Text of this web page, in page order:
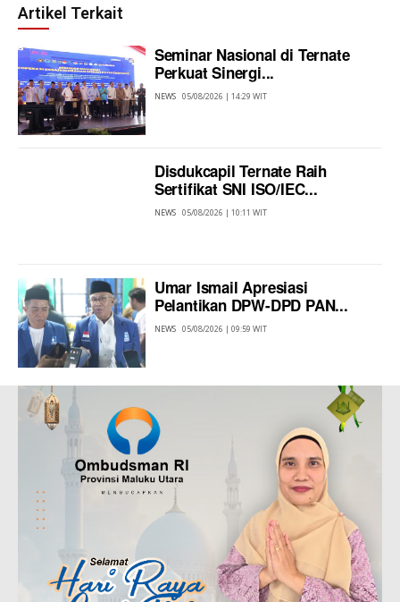
Artikel Terkait
Seminar Nasional di Ternate
Perkuat Sinergi...
NEWS 05/08/2026 | 14:29 WIT
Disdukcapil Ternate Raih
Sertifikat SNI ISO/IEC...
NEWS 05/08/2026 | 10:11 WIT
Umar Ismail Apresiasi
Pelantikan DPW-DPD PAN...
NEWS 05/08/2026 | 09:59 WIT